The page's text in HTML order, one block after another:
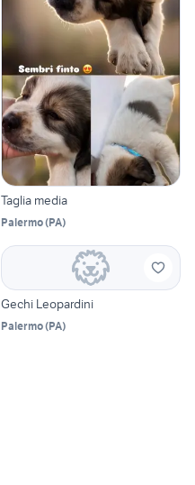
Taglia media
Palermo(PA)
Gechi Leopardini
Palermo(PA)